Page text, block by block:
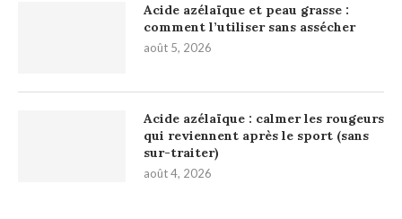
Acide azélaïque et peau grasse :
comment l’utiliser sans assécher
août 5, 2026
Acide azélaïque : calmer les rougeurs
qui reviennent après le sport (sans
sur-traiter)
août 4, 2026